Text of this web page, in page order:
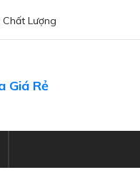
Lượng
Giá Rẻ